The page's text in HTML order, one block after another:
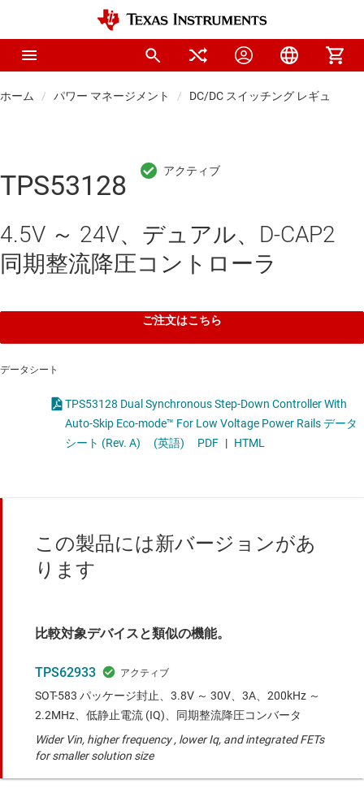
ホーム パワー マネージメント DC/DC スイッチング レギュレータ
TPS53128
4.5V ～ 24V、デュアル、D-CAP2
同期整流降圧コントローラ
ご注文はこちら
データシート
TPS53128 Dual Synchronous Step-Down Controller With
Auto-Skip Eco-mode™ For Low Voltage Power Rails データ
シート (Rev. A)
(英語) PDF | HTML
この製品には新バージョンがあ
ります
比較対象デバイスと類似の機能。
TPS62933
SOT-583 パッケージ封止、3.8V ～ 30V、3A、200kHz ～
2.2MHz、低静止電流 (IQ)、同期整流降圧コンバータ
Wider Vin, higher frequency , lower Iq, and integrated FETs
for smaller solution size